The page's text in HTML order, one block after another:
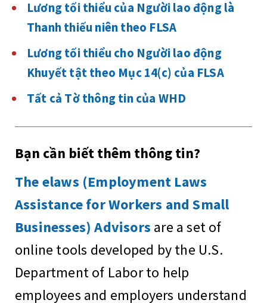
Lương tối thiểu của Người lao động là
Thanh thiếu niên theo FLSA
Lương tối thiểu cho Người lao động
Khuyết tật theo Mục 14(c) của FLSA
Tất cả Tờ thông tin của WHD
Bạn cần biết thêm thông tin?
The elaws (Employment Laws
Assistance for Workers and Small
Businesses) Advisors are a set of
online tools developed by the U.S.
Department of Labor to help
employees and employers understand